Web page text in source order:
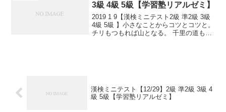
3級 4級 5級【学習塾リアルゼミ】
2019 1 9【漢検ミニテスト2級 準2級 3級
4級 5級 】小さなことからコツとコツと。
チリもつもれば山となる。 千里の道も一
漢検ミニテスト【12/29】2級 準2級 3級 4
級 5級【学習塾リアルゼミ】